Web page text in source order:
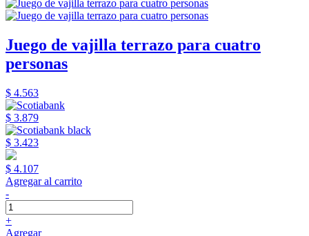
Juego de vajilla terrazo para cuatro
personas
$ 4.563
$ 3.879
$ 3.423
$ 4.107
Agregar al carrito
-
+
Agregar